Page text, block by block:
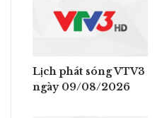
Lịch phát sóng VTV3
ngày 09/08/2026